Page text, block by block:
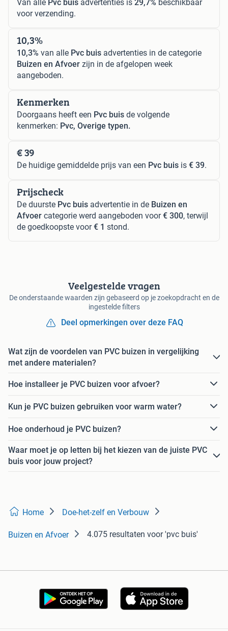
Van alle Pvc buis advertenties is 29,7% beschikbaar
voor verzending.
10,3%
10,3% van alle Pvc buis advertenties in de categorie
Buizen en Afvoer zijn in de afgelopen week
aangeboden.
Kenmerken
Doorgaans heeft een Pvc buis de volgende
kenmerken: Pvc, Overige typen.
€ 39
De huidige gemiddelde prijs van een Pvc buis is € 39.
Prijscheck
De duurste Pvc buis advertentie in de Buizen en
Afvoer categorie werd aangeboden voor€ 300, terwijl
de goedkoopste voor€ 1 stond.
Veelgestelde vragen
De onderstaande waarden zijn gebaseerd op je zoekopdracht en de
ingestelde filters
Deel opmerkingen over deze FAQ
Wat zijn de voordelen van PVC buizen in vergelijking
met andere materialen?
Hoe installeer je PVC buizen voor afvoer?
Kun je PVC buizen gebruiken voor warm water?
Hoe onderhoud je PVC buizen?
Waar moet je op letten bij het kiezen van de juiste PVC
buis voor jouw project?
Home Doe-het-zelf en Verbouw
Buizen en Afvoer 4.075 resultaten voor 'pvc buis'